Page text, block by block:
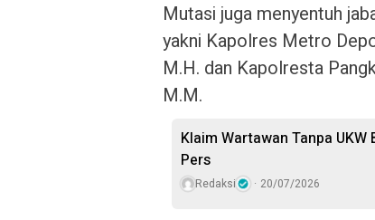
Mutasi juga menyentuh
yakni Kapolres Metro
M.H. dan Kapolresta
M.M.
Klaim Wartawan Tanpa UKW
Pers
Redaksi 20/07/2026